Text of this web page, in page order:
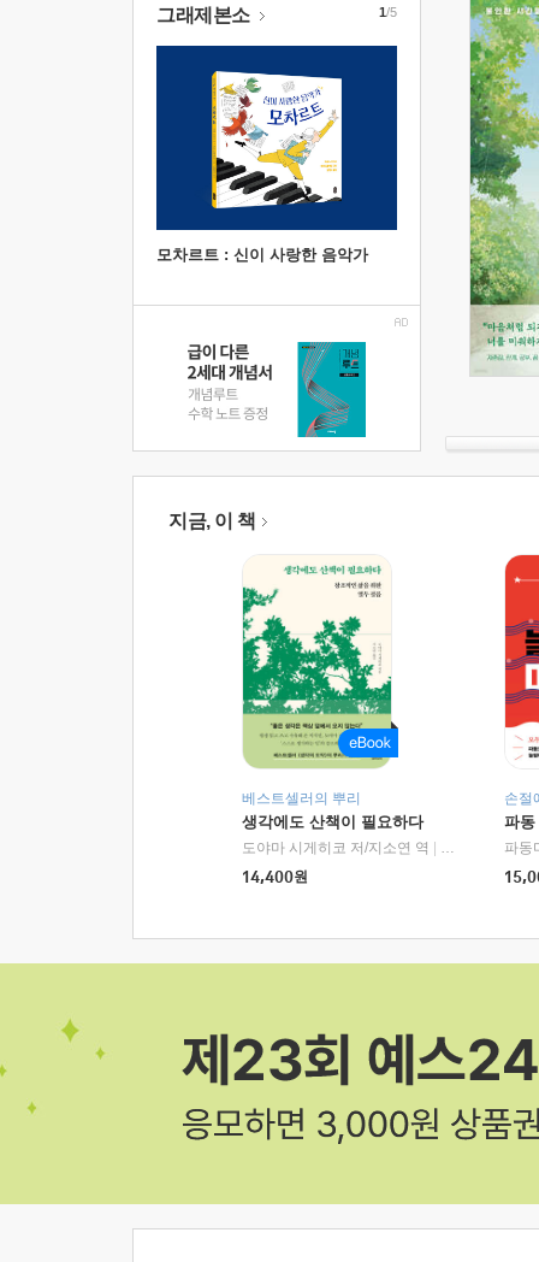
그래제본소
모차르트 : 신이 사랑한 음악가
1/5
지금, 이 책
베스트셀러의 뿌리
생각에도 산책이 필요하다
도야마 시게히코 저/지소연 역
알에이치코리
14,400원
손절
파동
파동